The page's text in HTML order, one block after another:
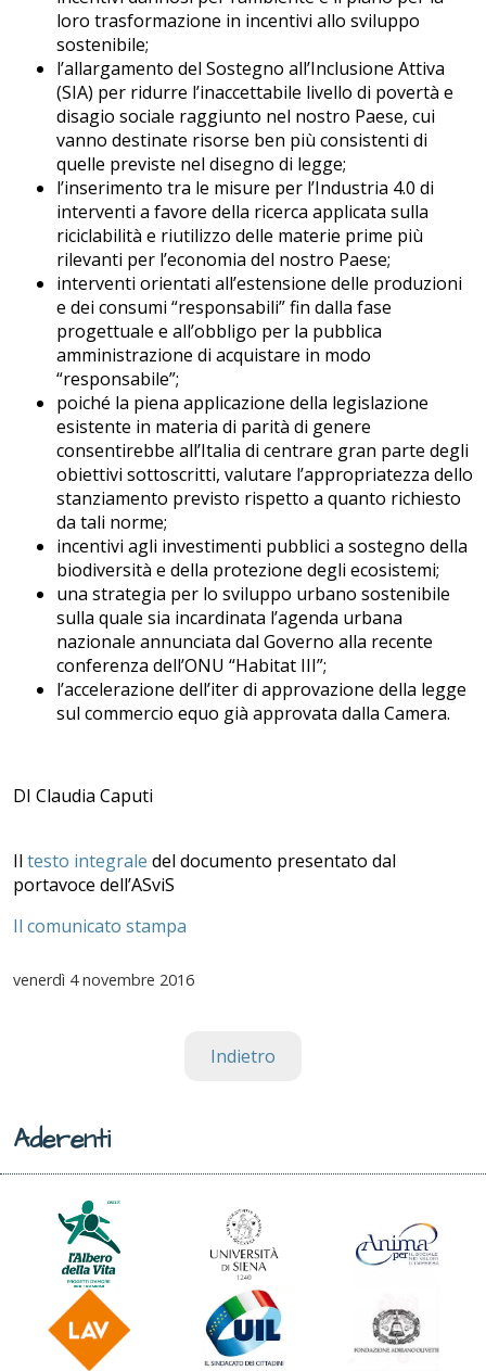
loro trasformazione in incentivi allo sviluppo
sostenibile;
l’allargamento del Sostegno all’Inclusione Attiva
(SIA) per ridurre l’inaccettabile livello di povertà e
disagio sociale raggiunto nel nostro Paese, cui
vanno destinate risorse ben più consistenti di
quelle previste nel disegno di legge;
l’inserimento tra le misure per l’Industria 4.0 di
interventi a favore della ricerca applicata sulla
riciclabilità e riutilizzo delle materie prime più
rilevanti per l’economia del nostro Paese;
interventi orientati all’estensione delle produzioni
e dei consumi “responsabili” fin dalla fase
progettuale e all’obbligo per la pubblica
amministrazione di acquistare in modo
“responsabile”;
poiché la piena applicazione della legislazione
esistente in materia di parità di genere
consentirebbe all’Italia di centrare gran parte degli
obiettivi sottoscritti, valutare l’appropriatezza dello
stanziamento previsto rispetto a quanto richiesto
da tali norme;
incentivi agli investimenti pubblici a sostegno della
biodiversità e della protezione degli ecosistemi;
una strategia per lo sviluppo urbano sostenibile
sulla quale sia incardinata l’agenda urbana
nazionale annunciata dal Governo alla recente
conferenza dell’ONU “Habitat III”;
l’accelerazione dell’iter di approvazione della legge
sul commercio equo già approvata dalla Camera.
DI Claudia Caputi
Il testo integrale del documento presentato dal
portavoce dell’ASviS
Il comunicato stampa
venerdì 4 novembre 2016
Indietro
Aderenti